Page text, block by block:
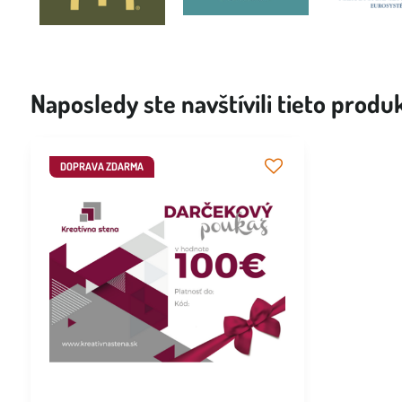
Naposledy ste navštívili tieto
DOPRAVA ZDARMA